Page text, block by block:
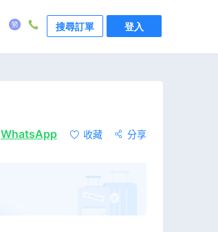
搜尋訂單 登入
WhatsApp 收藏
分享